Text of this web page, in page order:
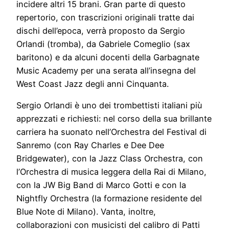
incidere altri 15 brani. Gran parte di questo
repertorio, con trascrizioni originali tratte dai
dischi dell’epoca, verrà proposto da Sergio
Orlandi (tromba), da Gabriele Comeglio (sax
baritono) e da alcuni docenti della Garbagnate
Music Academy per una serata all’insegna del
West Coast Jazz degli anni Cinquanta.
Sergio Orlandi è uno dei trombettisti italiani più
apprezzati e richiesti: nel corso della sua brillante
carriera ha suonato nell’Orchestra del Festival di
Sanremo (con Ray Charles e Dee Dee
Bridgewater), con la Jazz Class Orchestra, con
l’Orchestra di musica leggera della Rai di Milano,
con la JW Big Band di Marco Gotti e con la
Nightfly Orchestra (la formazione residente del
Blue Note di Milano). Vanta, inoltre,
collaborazioni con musicisti del calibro di Patti